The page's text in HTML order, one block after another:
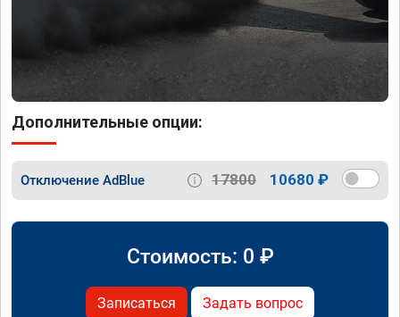
Дополнительные опции:
Отключение AdBlue 17800 10680 ₽
Стоимость: 0 ₽
Записаться Задать вопрос